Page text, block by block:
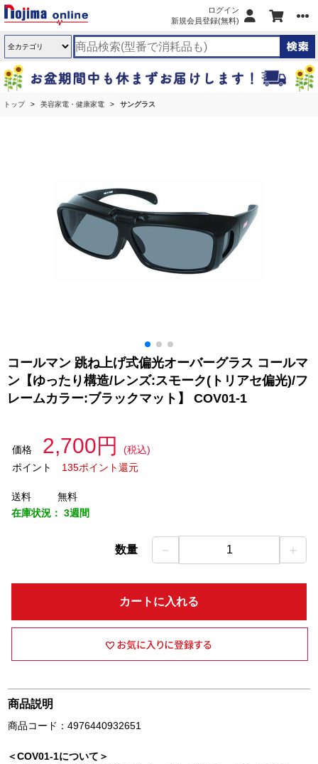
ログイン
新規会員登録(無料)
トップ 美容家電・健康家電 サングラス
コールマン 跳ね上げ式偏光オーバーグラス コールマ
ン【ゆったり構造/レンズ:スモーク(トリアセ偏光)/フ
レームカラー:ブラックマット】 COV01-1
価格 2,700円
(税込)
ポイント
135ポイント還元
送料
無料
在庫状況： 3週間
数量 － 1 ＋
カートに入れる
商品説明
商品コード：4976440932651
＜COV01-1について＞